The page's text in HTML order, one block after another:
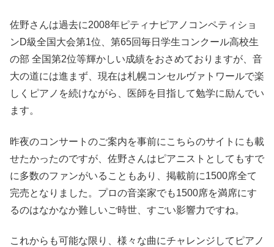
佐野さんは過去に2008年ピティナピアノコンペティショ
ンD級全国大会第1位、第65回毎日学生コンクール高校生
の部 全国第2位等輝かしい成績をおさめておりますが、音
大の道には進まず、現在は札幌コンセルヴァトワールで楽
しくピアノを続けながら、医師を目指して勉学に励んでい
ます。
昨夜のコンサートのご案内を事前にこちらのサイトにも載
せたかったのですが、佐野さんはピアニストとしてもすで
に多数のファンがいることもあり、掲載前に1500席全て
完売となりました。プロの音楽家でも1500席を満席にす
るのはなかなか難しいご時世、すごい影響力ですね。
これからも可能な限り、様々な曲にチャレンジしてピアノ